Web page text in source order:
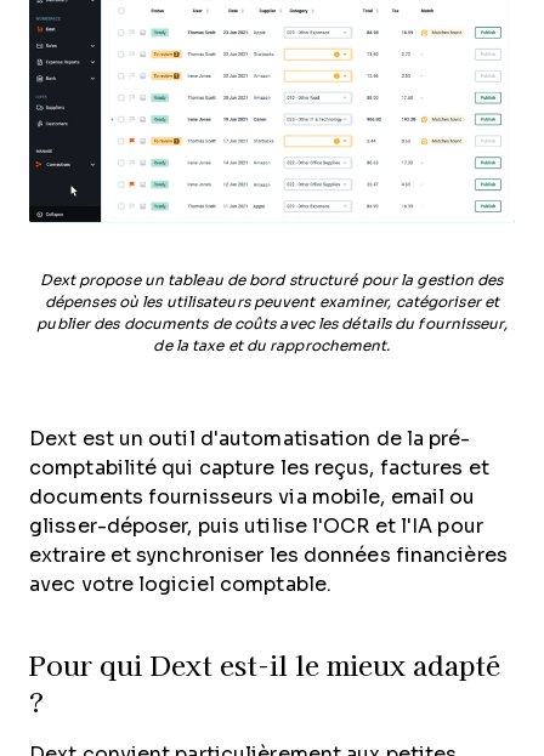
Dext propose un tableau de bord structuré pour la gestion des
dépenses où les utilisateurs peuvent examiner, catégoriser et
publier des documents de coûts avec les détails du fournisseur,
de la taxe et du rapprochement.
Dext est un outil d'automatisation de la pré-
comptabilité qui capture les reçus, factures et
documents fournisseurs via mobile, email ou
glisser-déposer, puis utilise l'OCR et l'IA pour
extraire et synchroniser les données financières
avec votre logiciel comptable.
Pour qui Dext est-il le mieux adapté
?